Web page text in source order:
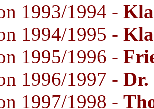
1993/1994 -
1994/1995 -
1995/1996 -
1996/1997 - Dr.
1997/1998 -